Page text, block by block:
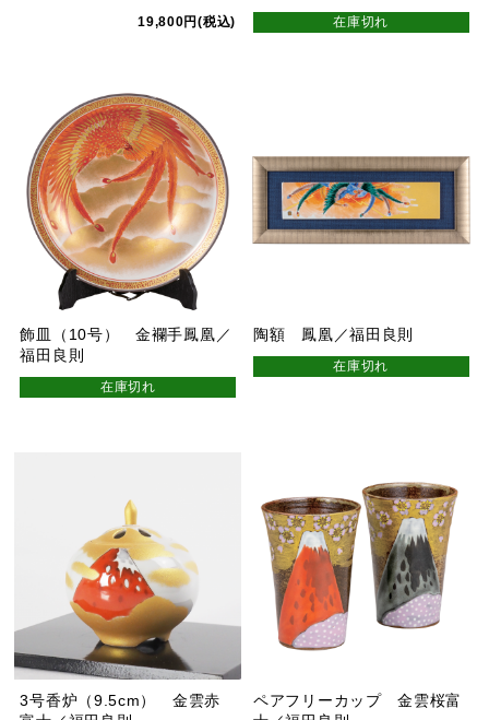
19,800円(税込) 在庫切れ
飾皿（10号） 金襴手鳳凰／
福田良則
在庫切れ
陶額 鳳凰／福田良則
在庫切れ
3号香炉（9.5cm） 金雲赤
ペアフリーカップ 金雲桜富